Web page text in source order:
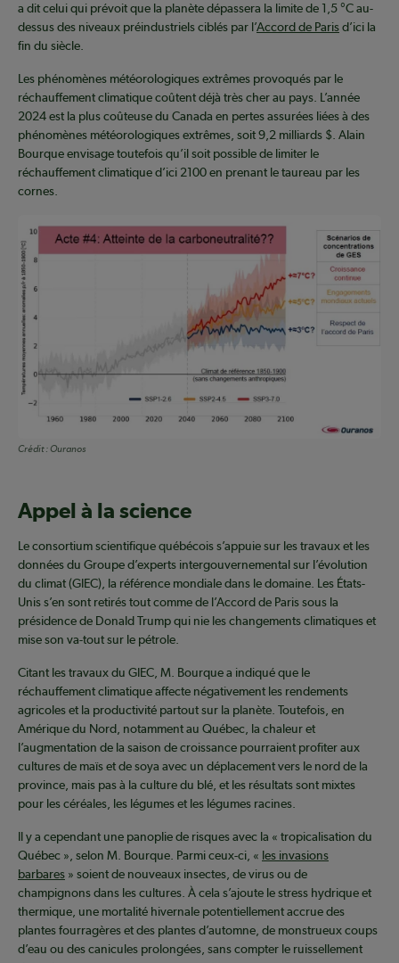
a dit celui qui prévoit que la planète dépassera la limite de 1,5 °C au-
dessus des niveaux préindustriels ciblés par l’Accord de Parisd’ici la
fin du siècle.
Les phénomènes météorologiques extrêmes provoqués par le
réchauffement climatique coûtent déjà très cher au pays. L’année
2024 est la plus coûteuse du Canada en pertes assurées liées à des
phénomènes météorologiques extrêmes, soit 9,2 milliards $. Alain
Bourque envisage toutefois qu’il soit possible de limiter le
réchauffement climatique d’ici 2100 en prenant le taureau par les
cornes.
Crédit : Ouranos
Appel à la science
Le consortium scientifique québécois s’appuie sur les travaux et les
données du Groupe d’experts intergouvernemental sur l’évolution
du climat (GIEC), la référence mondiale dans le domaine. Les États-
Unis s’en sont retirés tout comme de l’Accord de Paris sous la
présidence de Donald Trump qui nie les changements climatiques et
mise son va-tout sur le pétrole.
Citant les travaux du GIEC, M. Bourque a indiqué que le
réchauffement climatique affecte négativement les rendements
agricoles et la productivité partout sur la planète. Toutefois, en
Amérique du Nord, notamment au Québec, la chaleur et
l’augmentation de la saison de croissance pourraient profiter aux
cultures de maïs et de soya avec un déplacement vers le nord de la
province, mais pas à la culture du blé, et les résultats sont mixtes
pour les céréales, les légumes et les légumes racines.
Il y a cependant une panoplie de risques avec la « tropicalisation du
Québec », selon M. Bourque. Parmi ceux-ci, « les invasions
barbares » soient de nouveaux insectes, de virus ou de
champignons dans les cultures. À cela s’ajoute le stress hydrique et
thermique, une mortalité hivernale potentiellement accrue des
plantes fourragères et des plantes d’automne, de monstrueux coups
d’eau ou des canicules prolongées, sans compter le ruissellement